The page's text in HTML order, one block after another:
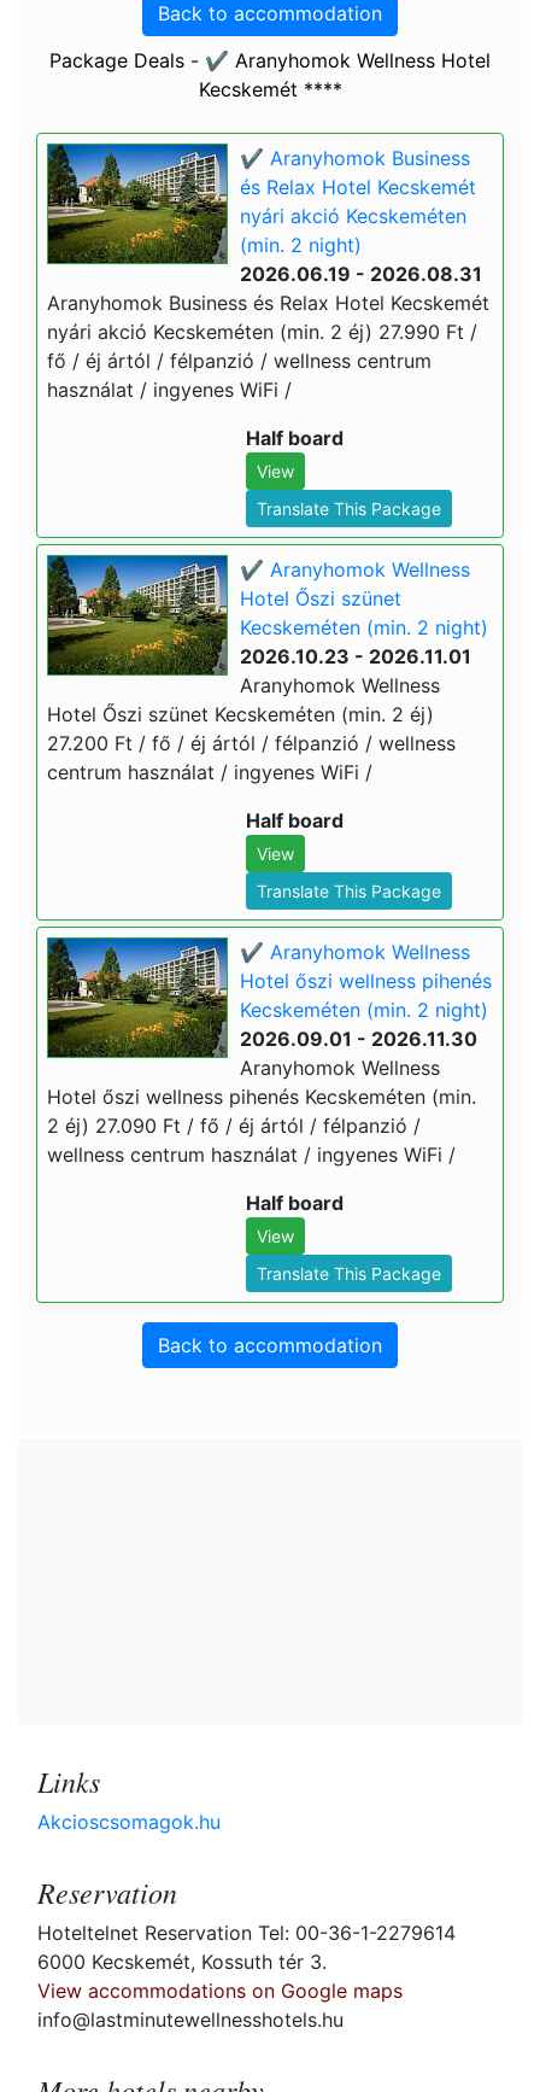
Back to accommodation
Package Deals - ✔️ Aranyhomok Wellness Hotel
Kecskemét ****
✔️ Aranyhomok Business
és Relax Hotel Kecskemét
nyári akció Kecskeméten
(min. 2 night)
2026.06.19 - 2026.08.31
Aranyhomok Business és Relax Hotel Kecskemét
nyári akció Kecskeméten (min. 2 éj) 27.990 Ft /
fő / éj ártól / félpanzió / wellness centrum
használat / ingyenes WiFi /
Half board
View
Translate This Package
✔️ Aranyhomok Wellness
Hotel Őszi szünet
Kecskeméten (min. 2 night)
2026.10.23 - 2026.11.01
Aranyhomok Wellness
Hotel Őszi szünet Kecskeméten (min. 2 éj)
27.200 Ft / fő / éj ártól / félpanzió / wellness
centrum használat / ingyenes WiFi /
Half board
View
Translate This Package
✔️ Aranyhomok Wellness
Hotel őszi wellness pihenés
Kecskeméten (min. 2 night)
2026.09.01 - 2026.11.30
Aranyhomok Wellness
Hotel őszi wellness pihenés Kecskeméten (min.
2 éj) 27.090 Ft / fő / éj ártól / félpanzió /
wellness centrum használat / ingyenes WiFi /
Half board
View
Translate This Package
Back to accommodation
Links
Akcioscsomagok.hu
Reservation
Hoteltelnet Reservation Tel: 00-36-1-2279614
6000 Kecskemét, Kossuth tér 3.
View accommodations on Google maps
info@lastminutewellnesshotels.hu